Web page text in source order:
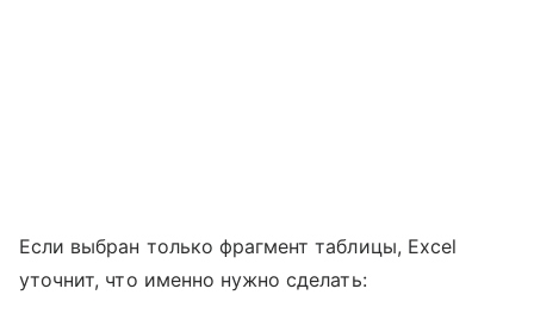
Если выбран только фрагмент таблицы, Excel
уточнит, что именно нужно сделать: